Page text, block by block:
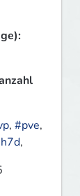
, #pve,
,